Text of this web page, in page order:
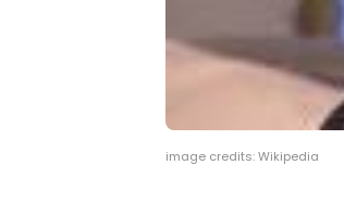
image credits: Wikipedia